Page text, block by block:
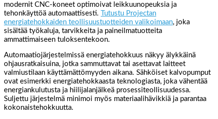
modernit CNC-koneet optimoivat leikkuunopeuksia ja
tehonkäyttöä automaattisesti. Tutustu Projectan
energiatehokkaiden teollisuustuotteiden valikoimaan, joka
sisältää työkaluja, tarvikkeita ja paineilmatuotteita
ammattimaiseen tuloksentekoon.
Automaatiojärjestelmissä energiatehokkuus näkyy älykkäinä
ohjausratkaisuina, jotka sammuttavat tai asettavat laitteet
valmiustilaan käyttämättömyyden aikana. Sähköiset kalvopumput
ovat esimerkki energiatehokkaasta teknologiasta, joka vähentää
energiankulutusta ja hiilijalanjälkeä prosessiteollisuudessa.
Suljettu järjestelmä minimoi myös materiaalihävikkiä ja parantaa
kokonaistehokkuutta.